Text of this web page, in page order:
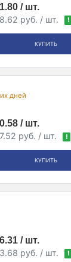
/ шт.
руб. / шт. !
КУПИТЬ
дней
/ шт.
руб. / шт. !
КУПИТЬ
/ шт.
руб. / шт. !